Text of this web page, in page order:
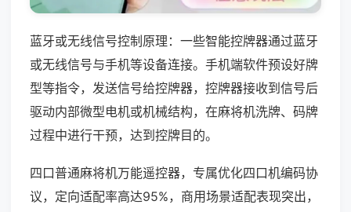
蓝牙或无线信号控制原理：一些智能控牌器通过蓝牙
或无线信号与手机等设备连接。手机端软件预设好牌
型等指令，发送信号给控牌器，控牌器接收到信号后
驱动内部微型电机或机械结构，在麻将机洗牌、码牌
过程中进行干预，达到控牌目的。
四口普通麻将机万能遥控器，专属优化四口机编码协
议，定向适配率高达95%，商用场景适配表现突出，